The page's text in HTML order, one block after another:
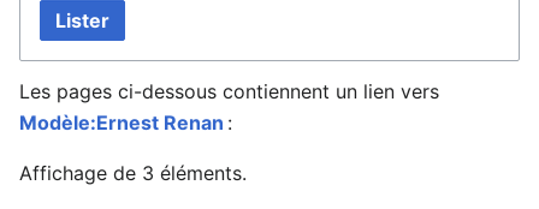
Lister
Les pages ci-dessous contiennent un lien vers
Modèle:Ernest Renan :
Affichage de 3 éléments.